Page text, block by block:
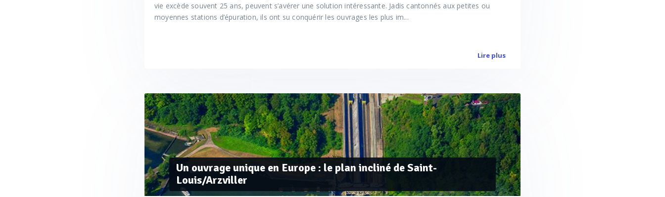
vie excède souvent 25 ans, peuvent s’avérer une solution intéressante. Jadis cantonnés aux petites ou
moyennes stations d’épuration, ils ont su conquérir les ouvrages les plus im...
Lire plus
Un ouvrage unique en Europe : le plan incliné de Saint-
Louis/Arzviller